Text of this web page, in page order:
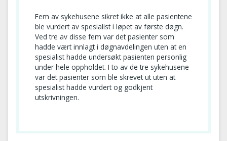
Fem av sykehusene sikret ikke at alle pasientene
ble vurdert av spesialist i løpet av første døgn.
Ved tre av disse fem var det pasienter som
hadde vært innlagt i døgnavdelingen uten at en
spesialist hadde undersøkt pasienten personlig
under hele oppholdet. I to av de tre sykehusene
var det pasienter som ble skrevet ut uten at
spesialist hadde vurdert og godkjent
utskrivningen.